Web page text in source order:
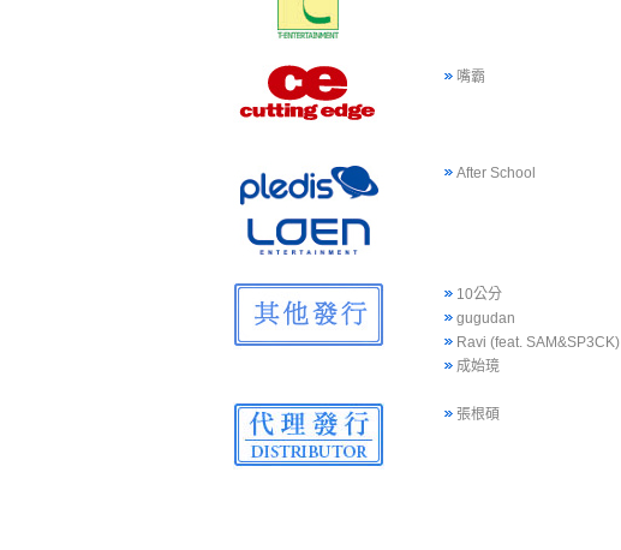
嘴霸
After School
10公分
gugudan
Ravi (feat. SAM&SP3CK)
成始璄
張根碩